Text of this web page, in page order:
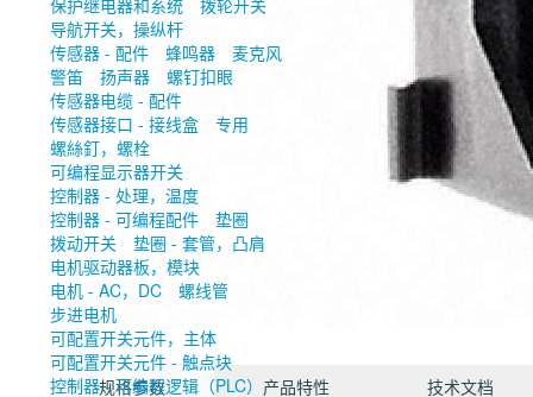
保护继电器和系统
拨轮开关
导航开关，操纵杆
传感器 - 配件
蜂鸣器
麦克风
警笛
扬声器
螺钉扣眼
传感器电缆 - 配件
传感器接口 - 接线盒
专用
螺絲釘，螺栓
可编程显示器开关
控制器 - 处理，温度
控制器 - 可编程配件
垫圈
拨动开关
垫圈 - 套管，凸肩
电机驱动器板，模块
电机 - AC，DC
螺线管
步进电机
可配置开关元件，主体
可配置开关元件 - 触点块
控制器 - 可编程逻辑（PLC）
规格参数 产品特性 技术文档